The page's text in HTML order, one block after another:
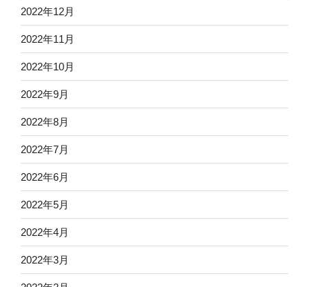
2022年12月
2022年11月
2022年10月
2022年9月
2022年8月
2022年7月
2022年6月
2022年5月
2022年4月
2022年3月